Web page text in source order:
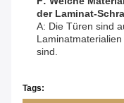
der Laminat-
A: Die Türen sind
sind.
Tags: